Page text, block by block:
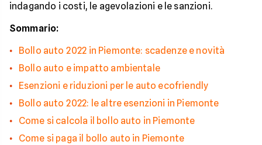
indagando i costi, le agevolazioni e le sanzioni.
Sommario:
Bollo auto 2022 in Piemonte: scadenze e novità
Bollo auto e impatto ambientale
Esenzioni e riduzioni per le auto ecofriendly
Bollo auto 2022: le altre esenzioni in Piemonte
Come si calcola il bollo auto in Piemonte
Come si paga il bollo auto in Piemonte